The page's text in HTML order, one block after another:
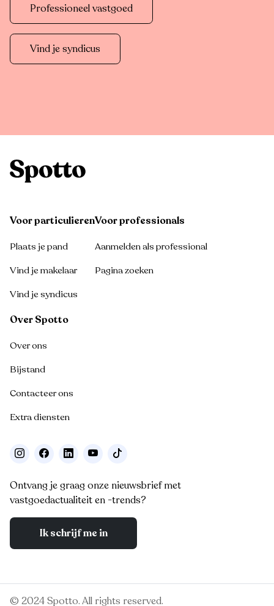
Professioneel vastgoed
Vind je syndicus
Voor particulieren
Plaats je pand
Vind je makelaar
Vind je syndicus
Voor professionals
Aanmelden als professional
Pagina zoeken
Over Spotto
Over ons
Bijstand
Contacteer ons
Extra diensten
Ontvang je graag onze nieuwsbrief met
vastgoedactualiteit en -trends?
Ik schrijf me in
© 2024 Spotto. All rights reserved.